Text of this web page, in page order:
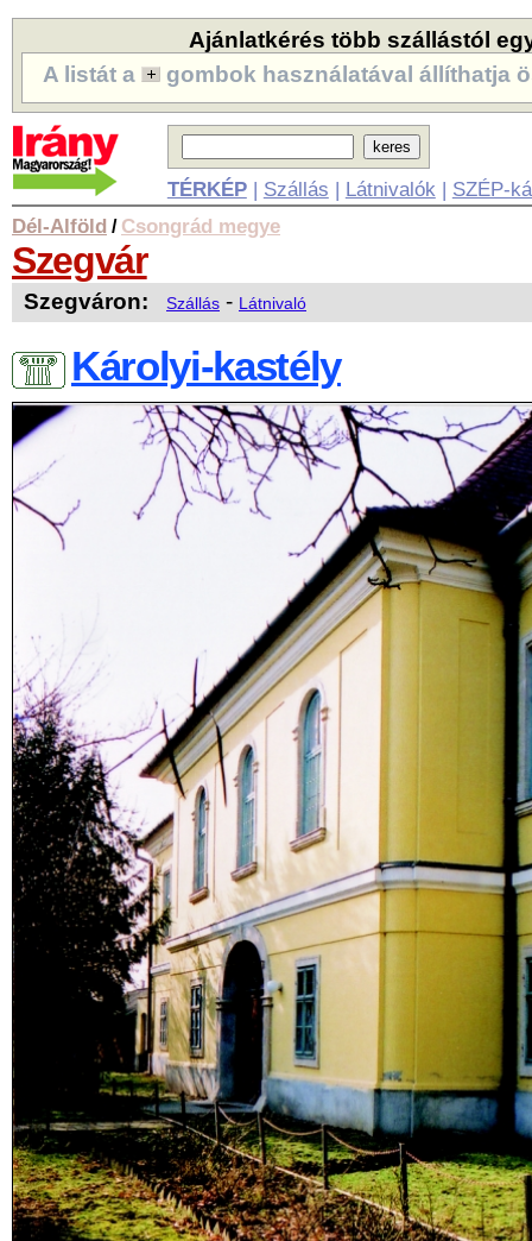
Ajánlatkérés több szállástól
A listát a
gombok használatával állíthatja
TÉRKÉP| Szállás | Látnivalók | SZÉP-
Dél-Alföld / Csongrád megye
Szegvár
Szegváron: Szállás - Látnivaló
Károlyi-kastély